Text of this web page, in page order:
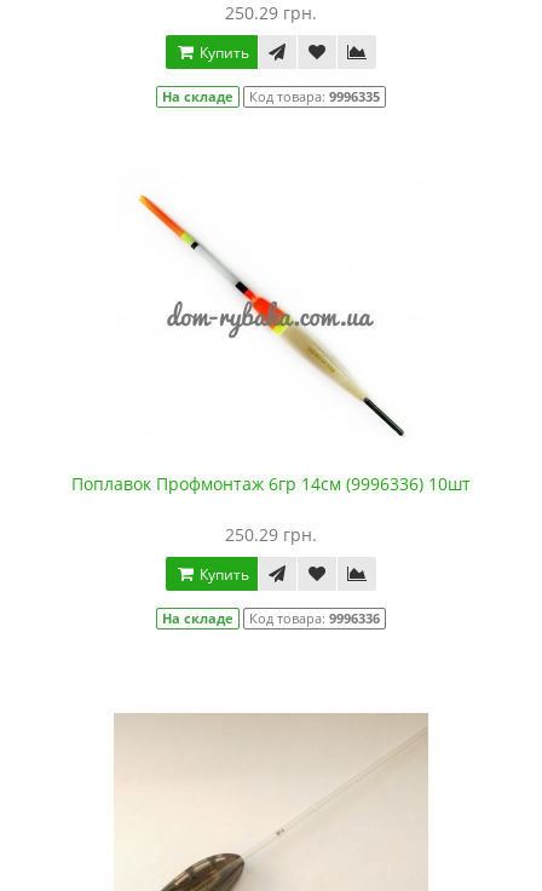
250.29 грн.
Купить
На складе Код товара: 9996335
Поплавок Профмонтаж 6гр 14см (9996336) 10шт
250.29 грн.
Купить
На складе Код товара: 9996336